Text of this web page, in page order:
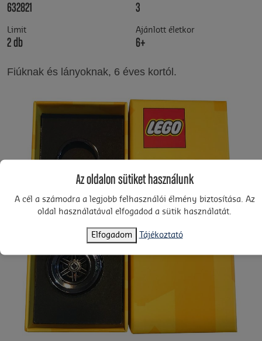
632821 3
Limit
2 db
Ajánlott életkor
6+
Fiúknak és lányoknak, 6 éves kortól.
Az oldalon sütiket használunk
A cél a számodra a legjobb felhasználói élmény biztosítása. Az
oldal használatával elfogadod a sütik használatát.
Elfogadom Tájékoztató